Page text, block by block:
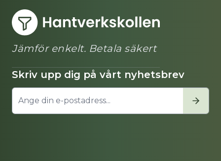
Jämför enkelt. Betala säkert
Skriv upp dig på vårt nyhetsbrev